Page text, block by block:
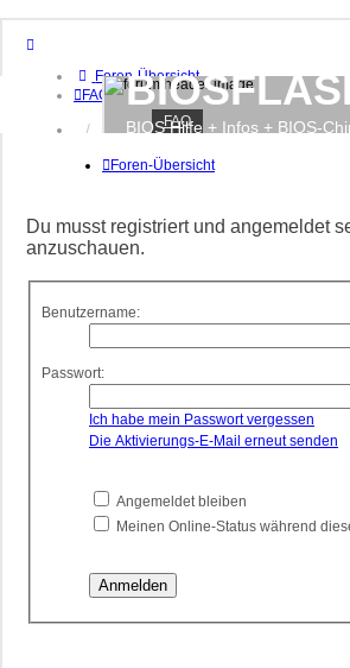
Foren-Übersicht
FAQ
Anmelden
BIOS Hilfe + Infos + BIOS-
FAQ
Foren-Übersicht
Du musst registriert und angemeldet
anzuschauen.
Benutzername:
Passwort:
Ich habe mein Passwort vergessen
Die Aktivierungs-E-Mail erneut senden
Angemeldet bleiben
Meinen Online-Status während